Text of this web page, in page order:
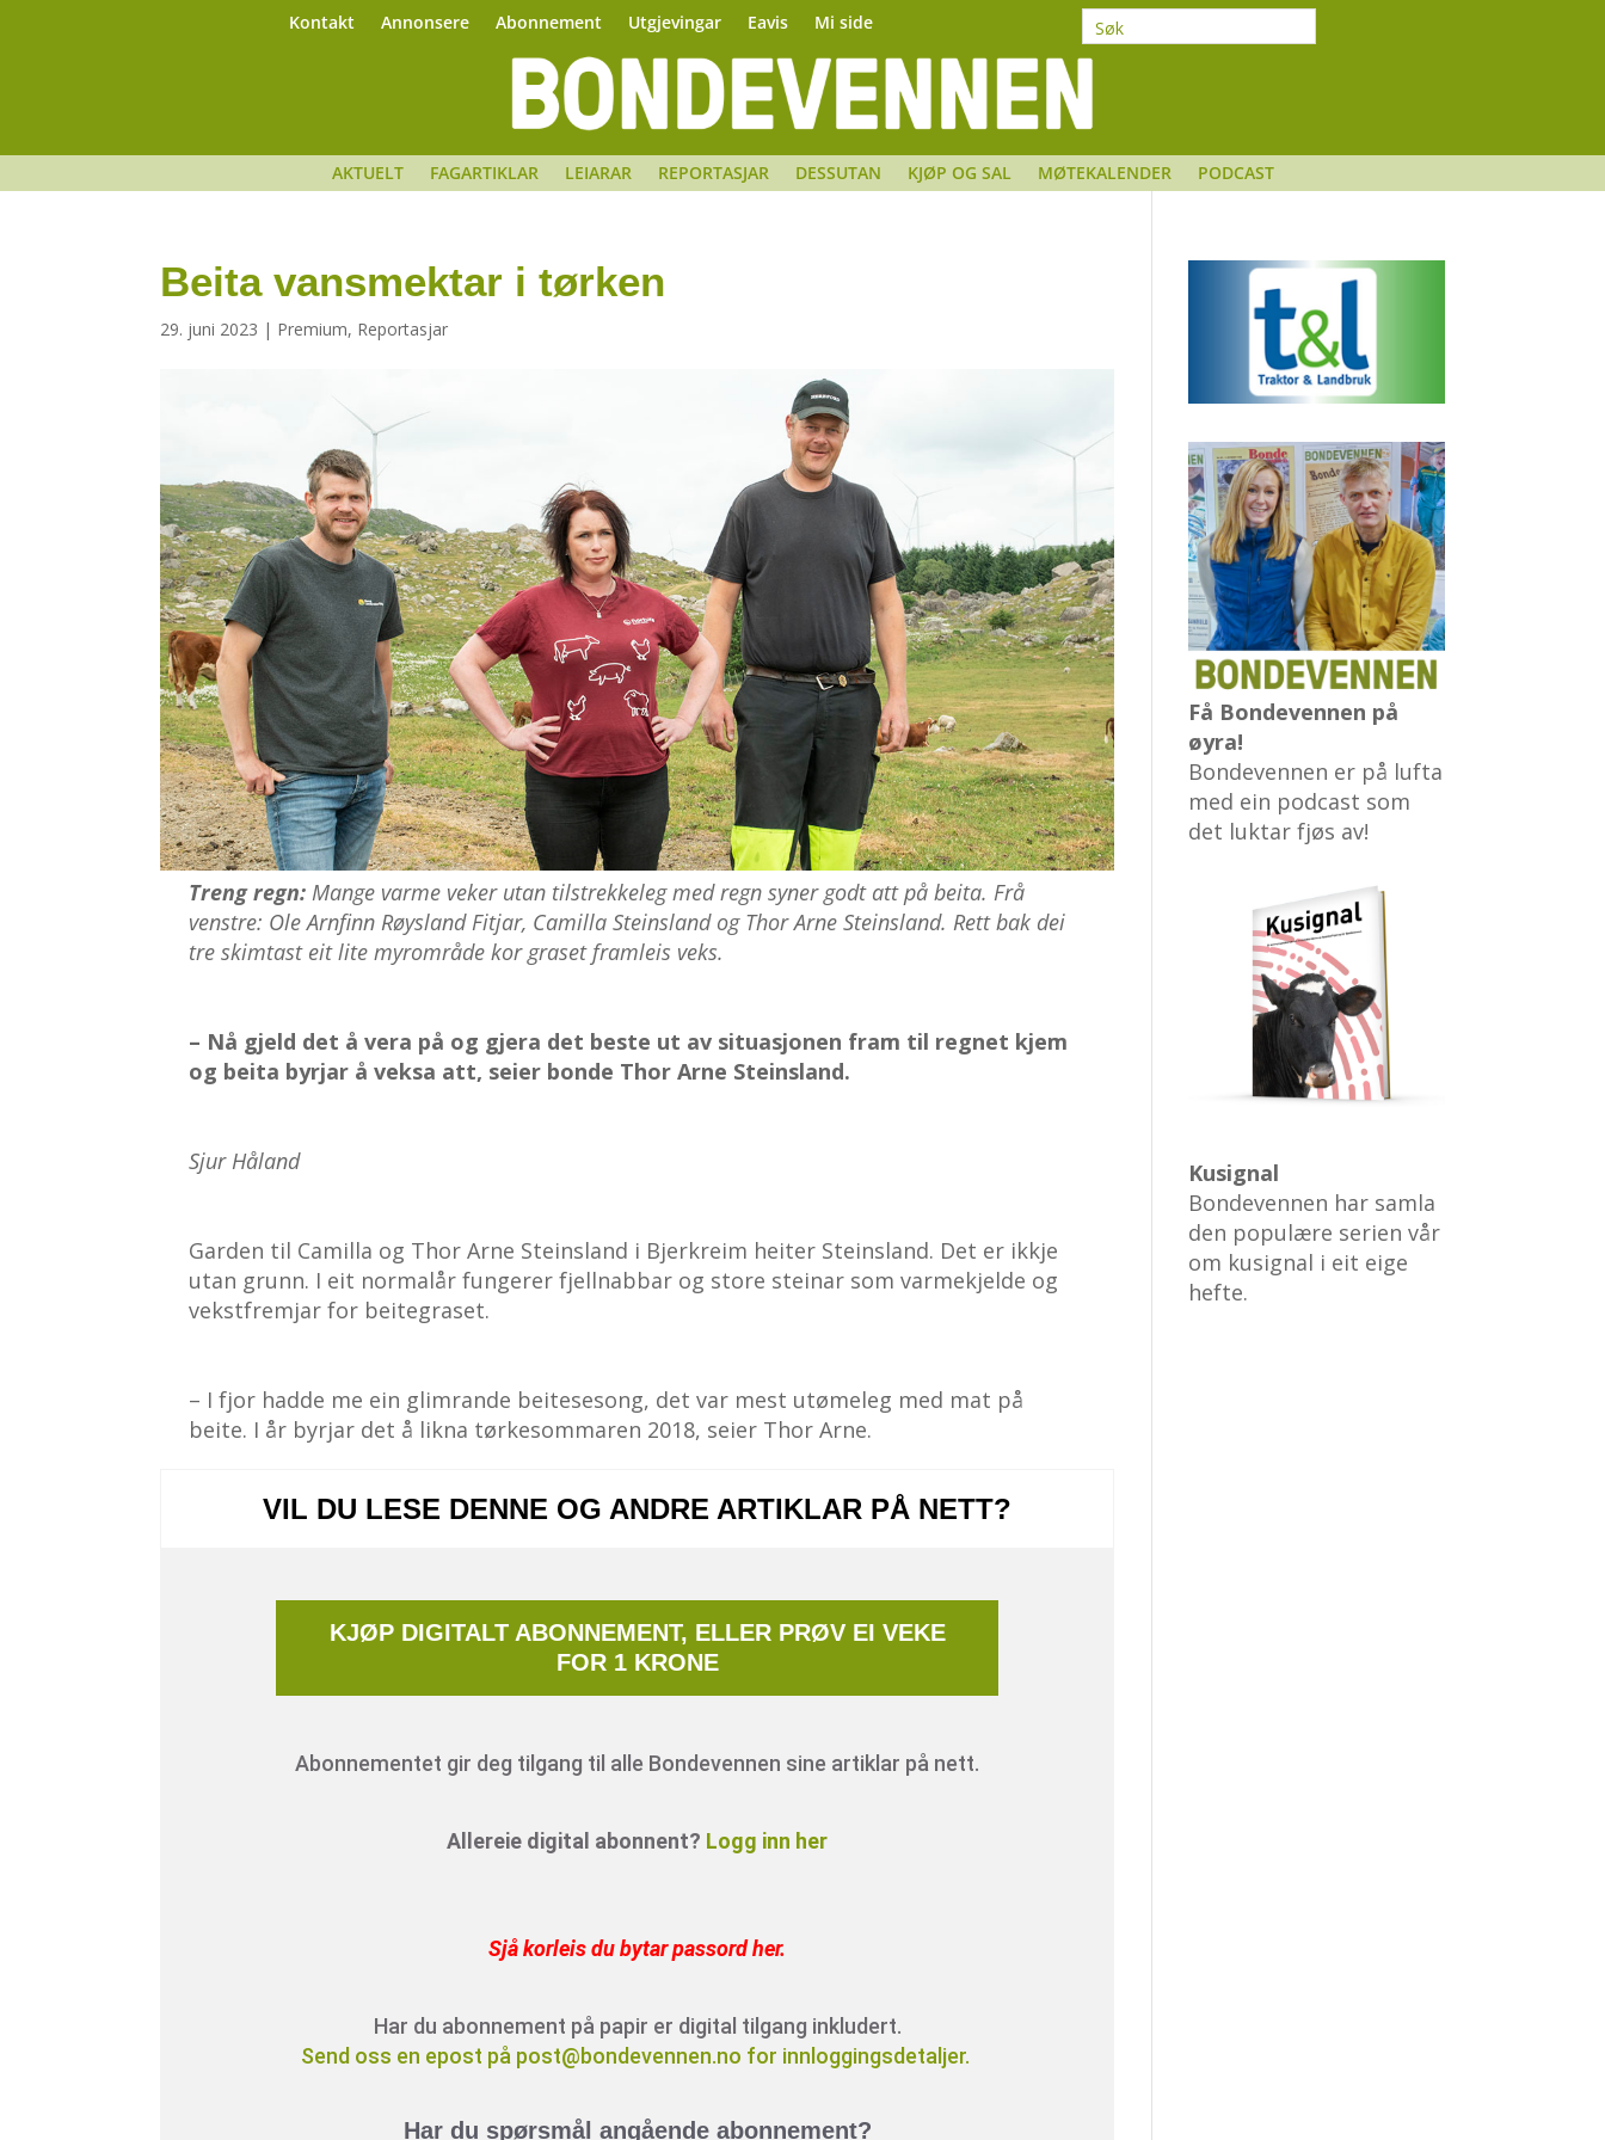
Kontakt Annonsere Abonnement Utgjevingar Eavis Mi side
AKTUELT FAGARTIKLAR LEIARAR REPORTASJAR DESSUTAN KJØP OG SAL MØTEKALENDER PODCAST
Beita vansmektar i tørken
29. juni 2023 | Premium, Reportasjar
Treng regn: Mange varme veker utan tilstrekkeleg med regn syner godt att på beita. Frå
venstre: Ole Arnfinn Røysland Fitjar, Camilla Steinsland og Thor Arne Steinsland. Rett bak dei
tre skimtast eit lite myrområde kor graset framleis veks.
– Nå gjeld det å vera på og gjera det beste ut av situasjonen fram til regnet kjem
og beita byrjar å veksa att, seier bonde Thor Arne Steinsland.
Sjur Håland
Garden til Camilla og Thor Arne Steinsland i Bjerkreim heiter Steinsland. Det er ikkje
utan grunn. I eit normalår fungerer fjellnabbar og store steinar som varmekjelde og
vekstfremjar for beitegraset.
– I fjor hadde me ein glimrande beitesesong, det var mest utømeleg med mat på
beite. I år byrjar det å likna tørkesommaren 2018, seier Thor Arne.
VIL DU LESE DENNE OG ANDRE ARTIKLAR PÅ NETT?
KJØP DIGITALT ABONNEMENT, ELLER PRØV EI VEKE
FOR 1 KRONE
Abonnementet gir deg tilgang til alle Bondevennen sine artiklar på nett.
Allereie digital abonnent? Logg inn her
Sjå korleis du bytar passord her.
Har du abonnement på papir er digital tilgang inkludert.
Send oss en epost på post@bondevennen.no for innloggingsdetaljer.
Har du spørsmål angående abonnement?
Få Bondevennen på
øyra!
Bondevennen er på lufta
med ein podcast som
det luktar fjøs av!
Kusignal
Bondevennen har samla
den populære serien vår
om kusignal i eit eige
hefte.